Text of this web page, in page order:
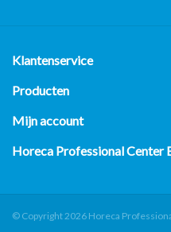
Klantenservice
Producten
Mijn account
Horeca Professional Center
© Copyright 2026 Horeca